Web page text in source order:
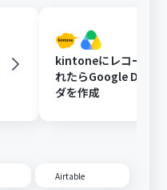
kintoneにレコード
れたらGoogle Drive
ダを作成
Airtable